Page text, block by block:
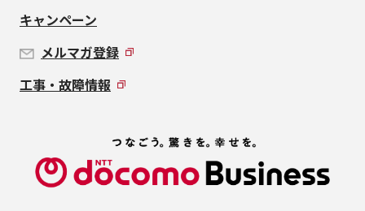
キャンペーン
メルマガ登録
工事・故障情報